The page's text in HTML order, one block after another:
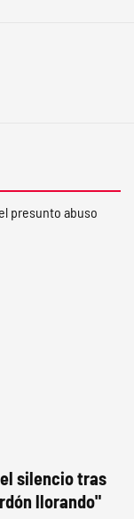
silencio tras
llorando"